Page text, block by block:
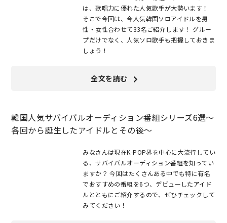
は、歌唱力に優れた人気歌手が大勢います！
そこで今回は、今人気韓国ソロアイドルを男
性・女性合わせて33名ご紹介します！ グルー
プだけでなく、人気ソロ歌手も把握しておきま
しょう！
全文を読む
韓国人気サバイバルオーディション番組シリーズ6選～
各回から誕生したアイドルとその後～
みなさんは現在K-POP界を中心に大流行してい
る、サバイバルオーディション番組を知ってい
ますか？ 今回はたくさんある中でも特に有名
でおすすめの番組を6つ、デビューしたアイド
ルとともにご紹介するので、ぜひチェックして
みてください！